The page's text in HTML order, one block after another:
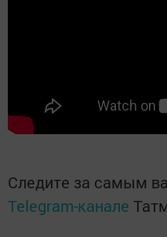
Следите за самым
Telegram-канале